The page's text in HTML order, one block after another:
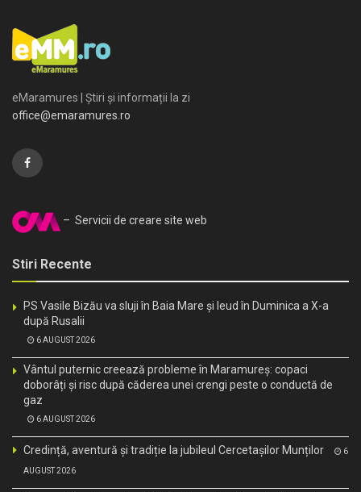
eMaramures | Știri și informații la zi
office@emaramures.ro
– Servicii de creare site web
Stiri Recente
PS Vasile Bizău va sluji în Baia Mare și Ieud în Duminica a X-a
după Rusalii
6 AUGUST 2026
Vântul puternic creează probleme în Maramureș: copaci
doborâți și risc după căderea unei crengi peste o conductă de
gaz
6 AUGUST 2026
Credință, aventură și tradiție la jubileul Cercetașilor Munților 6
AUGUST 2026